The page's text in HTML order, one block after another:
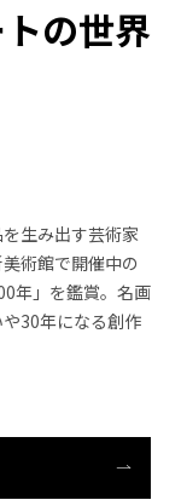
の世界
生み出す芸術家
術館で開催中の
年」を鑑賞。名画
30年になる創作